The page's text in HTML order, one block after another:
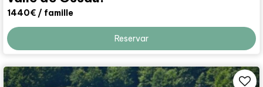
1440€ / famille
Reservar